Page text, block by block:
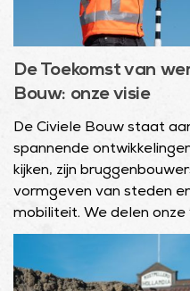
De Toekomst van
Bouw: onze visie
De Civiele Bouw staat
spannende
kijken, zijn
vormgeven van steden
mobiliteit. We delen onze